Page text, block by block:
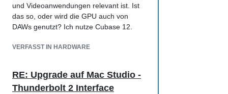
und Videoanwendungen relevant ist. Ist
das so, oder wird die GPU auch von
DAWs genutzt? Ich nutze Cubase 12.
VERFASST IN HARDWARE
RE: Upgrade auf Mac Studio -
Thunderbolt 2 Interface